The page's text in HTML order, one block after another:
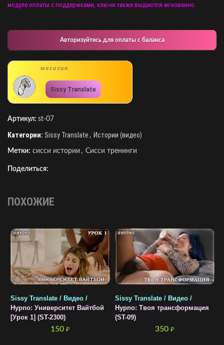
модуле оплаты с поддержками, ключи также выдаются мгновенно.
Авторизуйтесь для оплаты с баланса
магазин
Sissy Translate
Артикул: st-07
Категории: Sissy Translate, Истории (видео)
Метки: сисси истории , Сисси тренинги
Поделиться:
ПОХОЖИЕ
Sissy Translate / Видео /
Hypno: Университет Вайтбой
[Урок 1] (ST-2300)
150 ₽
Sissy Translate / Видео /
Hypno: Твоя трансформация
(ST-09)
350 ₽